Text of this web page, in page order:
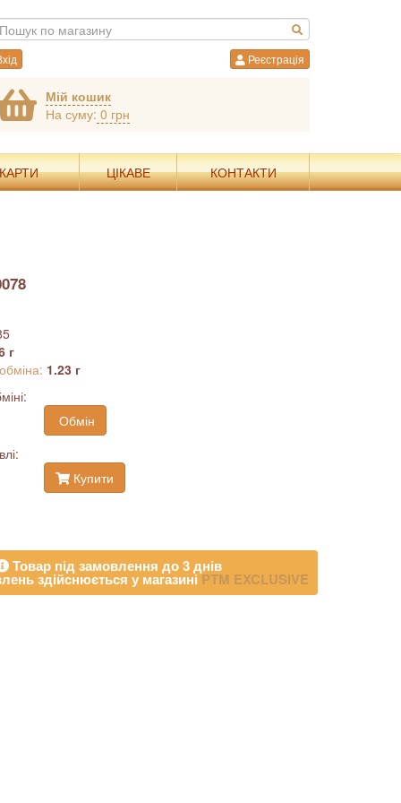
Реєстрація
Мій кошик
На суму: 0 грн
ЦІКАВЕ КОНТАКТИ
г
1.23 г
Обмін
Купити
Товар під замовлення до 3 днів
здійснюється у магазиніPTM EXCLUSIVE